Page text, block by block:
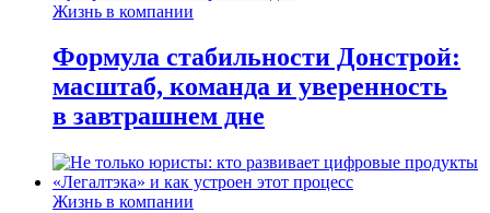
Жизнь в компании
Формула стабильности Донстрой:
масштаб, команда и уверенность
в завтрашнем дне
Жизнь в компании